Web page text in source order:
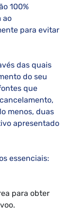
100%
ao
para evitar
das quais
do seu
que
menos, duas
apresentado
essenciais:
para obter